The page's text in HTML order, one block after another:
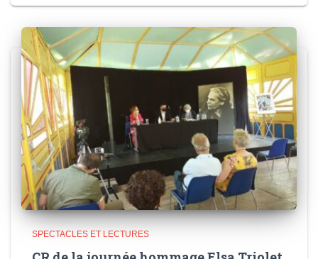
SPECTACLES ET LECTURES